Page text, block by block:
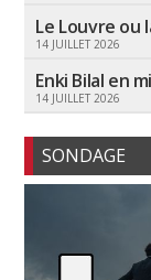
Le Louvre ou
14 JUILLET 2026
Enki Bilal en
14 JUILLET 2026
SONDAGE